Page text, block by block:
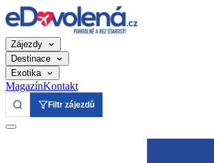
Zájezdy
Destinace
Exotika
MagazínKontakt
Filtr zájezdů